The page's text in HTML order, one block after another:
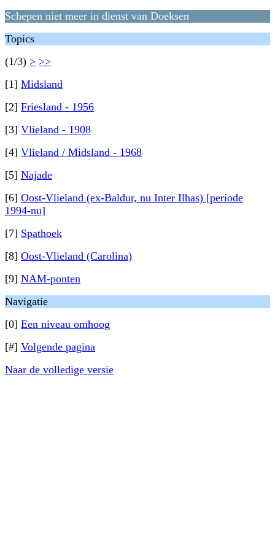
Schepen niet meer in dienst van Doeksen
Topics
(1/3) > >>
[1] Midsland
[2] Friesland - 1956
[3] Vlieland - 1908
[4] Vlieland / Midsland - 1968
[5] Najade
[6] Oost-Vlieland (ex-Baldur, nu Inter Ilhas) [periode
1994-nu]
[7] Spathoek
[8] Oost-Vlieland (Carolina)
[9] NAM-ponten
Navigatie
[0] Een niveau omhoog
[#] Volgende pagina
Naar de volledige versie